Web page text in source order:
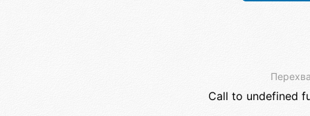
Call to undefined